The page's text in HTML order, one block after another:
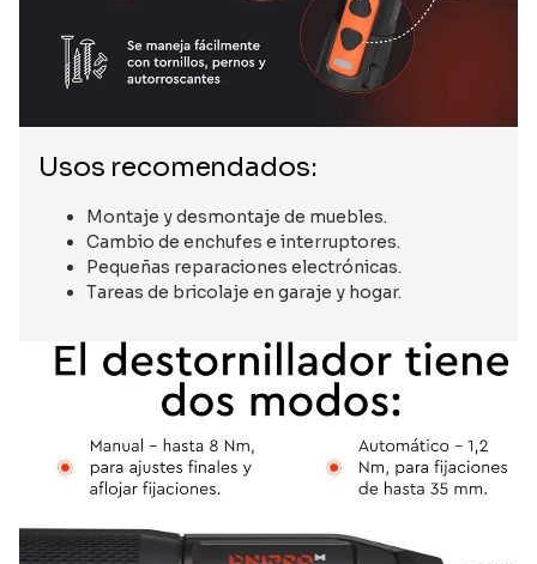
Usos recomendados:
Montaje y desmontaje de muebles.
Cambio de enchufes e interruptores.
Pequeñas reparaciones electrónicas.
Tareas de bricolaje en garaje y hogar.